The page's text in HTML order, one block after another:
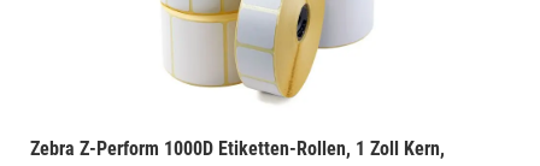
Zebra Z-Perform 1000D Etiketten-Rollen, 1 Zoll Kern,